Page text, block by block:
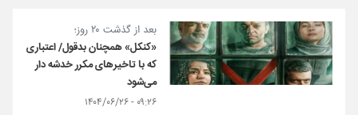
بعد از گذشت ۲۰ روز؛
«کنکل» همچنان بدقول/ اعتباری
که با تاخیرهای مکرر خدشه دار
می‌شود
۰۹:۲۶ - ۱۴۰۴/۰۶/۲۶